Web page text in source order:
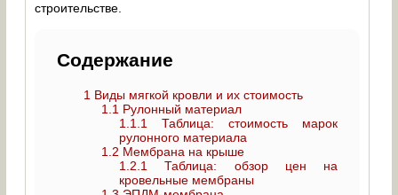
строительстве.
Содержание
1 Виды мягкой кровли и их стоимость
1.1 Рулонный материал
1.1.1
Таблица: стоимость марок
рулонного материала
1.2 Мембрана на крыше
1.2.1
Таблица: обзор цен на
кровельные мембраны